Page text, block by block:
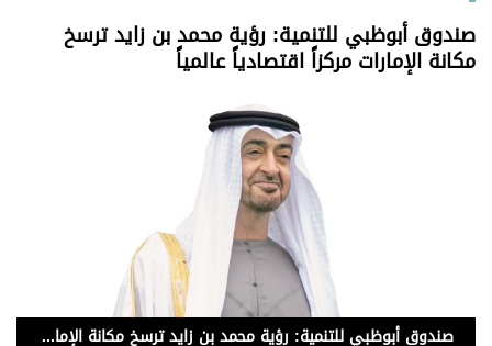
الترفيه
بودكاست
صندوق أبوظبي للتنمية: رؤية محمد بن زايد ترسخ
مكانة الإمارات مركزاً اقتصادياً عالمياً
صندوق أبوظبي للتنمية: رؤية محمد بن زايد ترسخ مكانة الإمارات مركزاً اقتصادياً عالمياً